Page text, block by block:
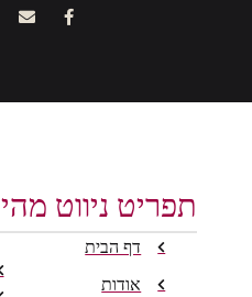
תפריט ניווט מהיר
דף הבית
אודות